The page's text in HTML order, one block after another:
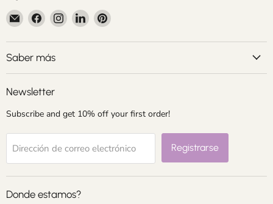
Encuéntrenos
en
Correo
electrónico
Encuéntrenos
en
Facebook
Encuéntrenos
en
Instagram
Encuéntrenos
en
LinkedIn
Encuéntrenos
Pinterest
Saber más
Newsletter
Subscribe and get 10% off your first order!
Dirección de correo electrónico Registrarse
Donde estamos?